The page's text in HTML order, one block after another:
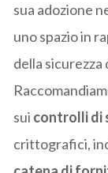
sua adozione
uno spazio in
della sicurezza
sui controlli di
crittografici,